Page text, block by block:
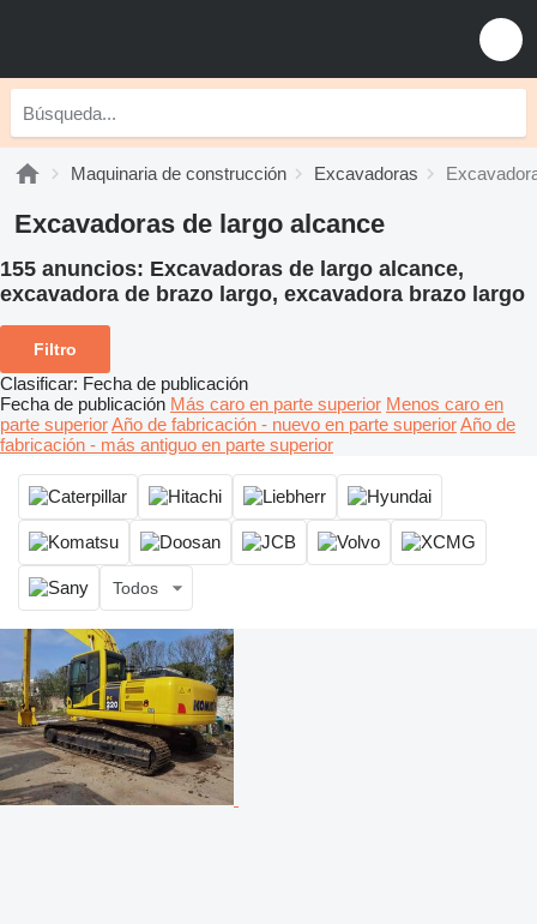
Maquinaria de construcción Excavadoras
Excavadoras de largo alcance
155 anuncios: Excavadoras de largo alcance,
excavadora de brazo largo, excavadora brazo largo
Filtro
Clasificar: Fecha de publicación
Fecha de publicación Más caro en parte superior Menos caro en
parte superiorAño de fabricación - nuevo en parte superiorAño de
fabricación - más antiguo en parte superior
Todos